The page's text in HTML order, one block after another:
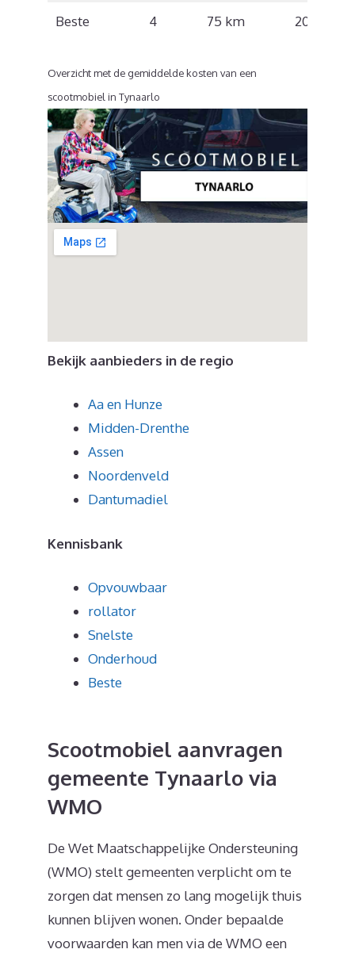
Beste 4 75 km 20 km/u
Overzicht met de gemiddelde kosten van een
scootmobiel in Tynaarlo
Bekijk aanbieders in de regio
Aa en Hunze
Midden-Drenthe
Assen
Noordenveld
Dantumadiel
Kennisbank
Opvouwbaar
rollator
Snelste
Onderhoud
Beste
Scootmobiel aanvragen
gemeente Tynaarlo via
WMO
De Wet Maatschappelijke Ondersteuning
(WMO) stelt gemeenten verplicht om te
zorgen dat mensen zo lang mogelijk thuis
kunnen blijven wonen. Onder bepaalde
voorwaarden kan men via de WMO een